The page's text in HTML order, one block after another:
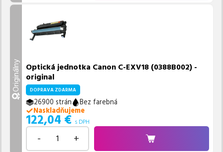
Originálny Optická jednotka Canon C-EXV18 (0388B002) -
original
DOPRAVA ZDARMA
26900 strán
Bez farebná
Naskladňujeme
122,04 € s DPH
- +